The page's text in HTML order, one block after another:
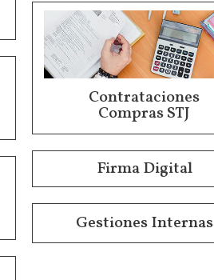
Contrataciones
Compras STJ
Firma Digital
Gestiones Internas